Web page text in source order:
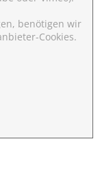
benötigen wir
Cookies.